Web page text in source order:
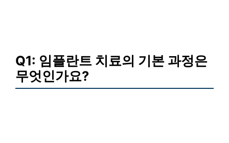
Q1: 임플란트 치료의 기본 과정은
무엇인가요?